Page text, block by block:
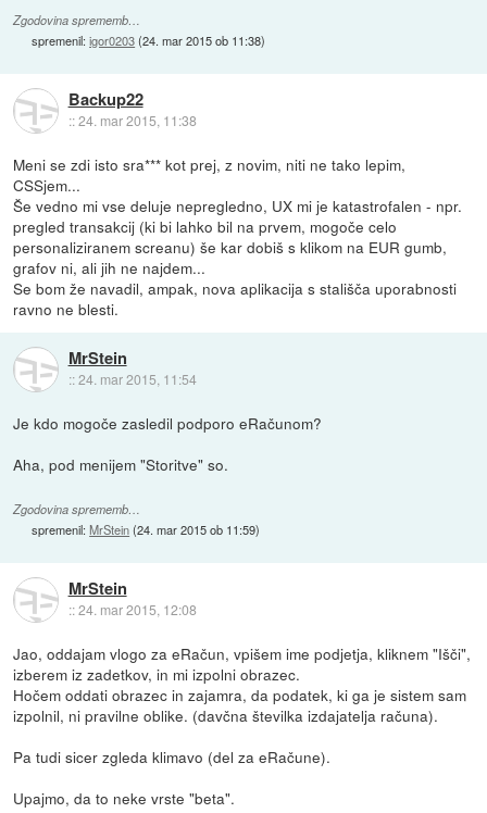
Zgodovina sprememb…
spremenil:igor0203(24. mar 2015 ob 11:38)
Backup22
::24. mar 2015, 11:38
Meni se zdi isto sra*** kot prej, z novim, niti ne tako lepim,
CSSjem...
Še vedno mi vse deluje nepregledno, UX mi je katastrofalen - npr.
pregled transakcij (ki bi lahko bil na prvem, mogoče celo
personaliziranem screanu) še kar dobiš s klikom na EUR gumb,
grafov ni, ali jih ne najdem...
Se bom že navadil, ampak, nova aplikacija s stališča uporabnosti
ravno ne blesti.
MrStein
::24. mar 2015, 11:54
Je kdo mogoče zasledil podporo eRačunom?
Aha, pod menijem "Storitve" so.
Zgodovina sprememb…
spremenil:MrStein(24. mar 2015 ob 11:59)
MrStein
::24. mar 2015, 12:08
Jao, oddajam vlogo za eRačun, vpišem ime podjetja, kliknem "Išči",
izberem iz zadetkov, in mi izpolni obrazec.
Hočem oddati obrazec in zajamra, da podatek, ki ga je sistem sam
izpolnil, ni pravilne oblike. (davčna številka izdajatelja računa).
Pa tudi sicer zgleda klimavo (del za eRačune).
Upajmo, da to neke vrste "beta".